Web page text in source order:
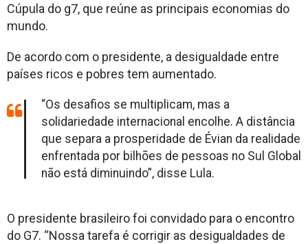
Cúpula do g7, que reúne as principais economias do
mundo.
De acordo com o presidente, a desigualdade entre
países ricos e pobres tem aumentado.
“Os desafios se multiplicam, mas a
solidariedade internacional encolhe. A distância
que separa a prosperidade de Évian da realidade
enfrentada por bilhões de pessoas no Sul Global
não está diminuindo”, disse Lula.
O presidente brasileiro foi convidado para o encontro
do G7. “Nossa tarefa é corrigir as desigualdades de